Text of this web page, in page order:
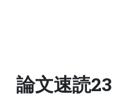
論文速読23